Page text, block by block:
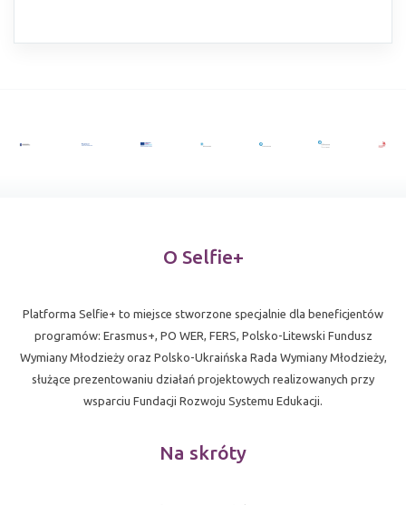
O Selfie+
Platforma Selfie+ to miejsce stworzone specjalnie dla beneficjentów
programów: Erasmus+, PO WER, FERS, Polsko-Litewski Fundusz
Wymiany Młodzieży oraz Polsko-Ukraińska Rada Wymiany Młodzieży,
służące prezentowaniu działań projektowych realizowanych przy
wsparciu Fundacji Rozwoju Systemu Edukacji.
Na skróty